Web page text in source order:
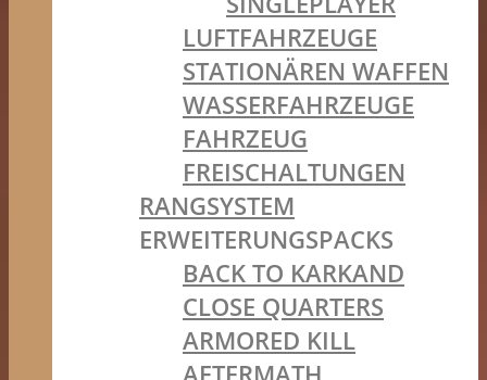
LUFTFAHRZEUGE
STATIONÄREN WAFFEN
WASSERFAHRZEUGE
FAHRZEUG
FREISCHALTUNGEN
RANGSYSTEM
ERWEITERUNGSPACKS
BACK TO KARKAND
CLOSE QUARTERS
ARMORED KILL